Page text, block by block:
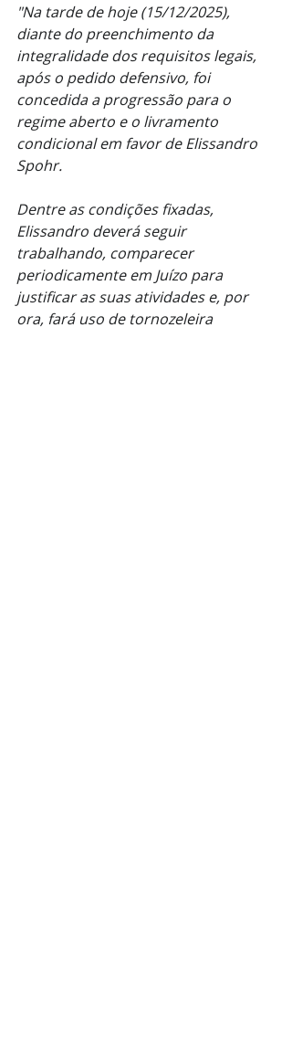
"Na tarde de hoje (15/12/2025),
diante do preenchimento da
integralidade dos requisitos legais,
após o pedido defensivo, foi
concedida a progressão para o
regime aberto e o livramento
condicional em favor de Elissandro
Spohr.
Dentre as condições fixadas,
Elissandro deverá seguir
trabalhando, comparecer
periodicamente em Juízo para
justificar as suas atividades e, por
ora, fará uso de tornozeleira